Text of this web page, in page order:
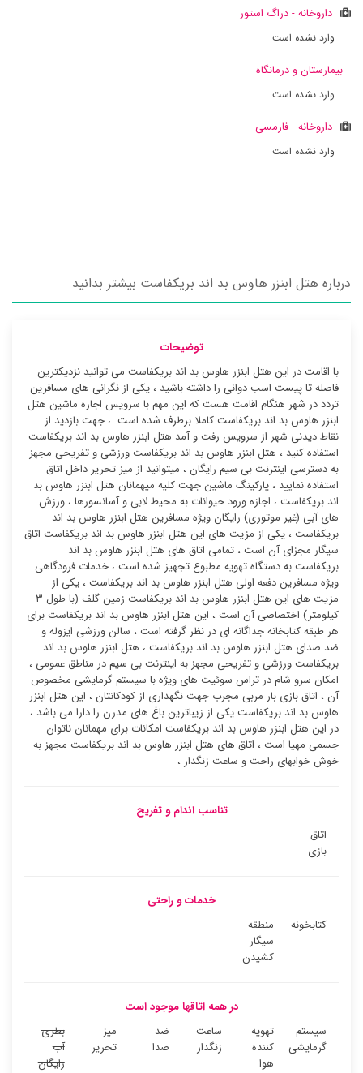
داروخانه - دراگ استور
وارد نشده است
بیمارستان و درمانگاه
وارد نشده است
داروخانه - فارمسی
وارد نشده است
درباره هتل ابنزر هاوس بد اند بریکفاست بیشتر بدانید
توضیحات
با اقامت در این هتل ابنزر هاوس بد اند بریکفاست می توانید نزدیکترین
فاصله تا پیست اسب دوانی را داشته باشید ، یکی از نگرانی های مسافرین
تردد در شهر هنگام اقامت هست که این مهم با سرویس اجاره ماشین هتل
ابنزر هاوس بد اند بریکفاست کاملا برطرف شده است. ، جهت بازدید از
نقاط دیدنی شهر از سرویس رفت و آمد هتل ابنزر هاوس بد اند بریکفاست
استفاده کنید ، هتل ابنزر هاوس بد اند بریکفاست ورزشی و تفریحی مجهز
به دسترسی اینترنت بی سیم رایگان ، میتوانید از میز تحریر داخل اتاق
استفاده نمایید ، پارکینگ ماشین جهت کلیه میهمانان هتل ابنزر هاوس بد
اند بریکفاست ، اجازه ورود حیوانات به محیط لابی و آسانسورها ، ورزش
های آبی (غیر موتوری) رایگان ویژه مسافرین هتل ابنزر هاوس بد اند
بریکفاست ، یکی از مزیت های این هتل ابنزر هاوس بد اند بریکفاست اتاق
سیگار مجزای آن است ، تمامی اتاق های هتل ابنزر هاوس بد اند
بریکفاست به دستگاه تهویه مطبوع تجهیز شده است ، خدمات فرودگاهی
ویژه مسافرین دفعه اولی هتل ابنزر هاوس بد اند بریکفاست ، یکی از
مزیت های این هتل ابنزر هاوس بد اند بریکفاست زمین گلف (با طول ۳
کیلومتر) اختصاصی آن است ، این هتل ابنزر هاوس بد اند بریکفاست برای
هر طبقه کتابخانه جداگانه ای در نظر گرفته است ، سالن ورزشی ایزوله و
ضد صدای هتل ابنزر هاوس بد اند بریکفاست ، هتل ابنزر هاوس بد اند
بریکفاست ورزشی و تفریحی مجهز به اینترنت بی سیم در مناطق عمومی ،
امکان سرو شام در تراس سوئیت ‌های ویژه با سیستم گرمایشی مخصوص
آن ، اتاق بازی بار مربی مجرب جهت نگهداری از کودکانتان ، این هتل ابنزر
هاوس بد اند بریکفاست یکی از زیباترین باغ های مدرن را دارا می باشد ،
در این هتل ابنزر هاوس بد اند بریکفاست امکانات برای مهمانان ناتوان
جسمی مهیا است ، اتاق های هتل ابنزر هاوس بد اند بریکفاست مجهز به
خوش خوابهای راحت و ساعت زنگدار ،
تناسب اندام و تفریح
اتاق
بازی
خدمات و راحتی
کتابخونه
منطقه
سیگار
کشیدن
در همه اتاقها موجود است
سیستم
گرمایشی
تهویه
کننده
هوا
ساعت
زنگدار
ضد
صدا
میز
تحریر
بطری
آب
رایگان